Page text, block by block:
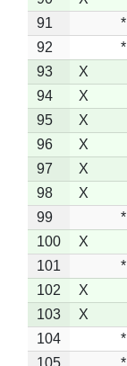
91
*
92
*
93
X
94
X
95
X
96
X
97
X
98
X
99
*
100
X
101
*
102
X
103
X
104
*
105
*